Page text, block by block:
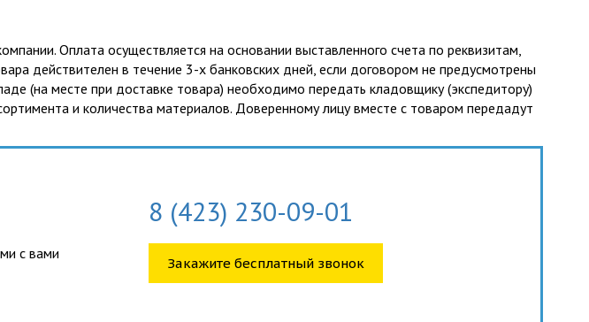
Оплата осуществляется на основании выставленного счета по реквизитам,
действителен в течение 3-х банковских дней, если договором не предусмотрены
(на месте при доставке товара) необходимо передать кладовщику (экспедитору)
и количества материалов. Доверенному лицу вместе с товаром передадут
с вами
8 (423) 230-09-01
Закажите бесплатный звонок